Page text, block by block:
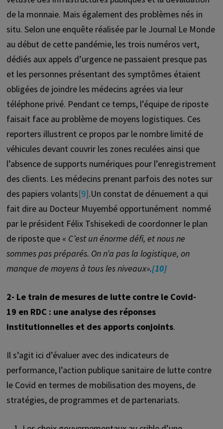
de la monnaie. Mais également des problèmes nés in
situ. Selon une enquête réalisée par le Journal Le Monde
au début de cette pandémie, les trois numéros vert,
dédiés aux appels d’urgence ne passaient presque pas
et les personnes présentant des symptômes étaient
obligées de joindre les médecins agrées via leur
téléphone privé. Pendant ce temps, l’équipe de riposte
faisait face au problème de moyens logistiques. Ces
reporters illustrent ce propos par le nombre limité de
véhicules devant couvrir les zones reculées ainsi que
l’absence de supports numériques pour l’enregistrement
des clients. Les médecins prenant parfois des notes sur
des papiers volants[9].Un constat de dénuement a qui
fait dire au Docteur Muyembé opportunément nommé
par le président Félix Tshisekedi de coordonner le plan
de riposte que « C’est un énorme défi, et nous ne
sommes pas préparés. On n’a pas la logistique, on
manque de moyens à tous les niveaux».[10]
2- Le train de mesures de lutte contre le Covid-
19 en RDC : une analyse des réponses
institutionnelles et des apports conjoints.
Il s’agit ici d’évaluer avec des indicateurs de
performance, l’action publique sanitaire de lutte contre
le Covid en termes de mobilisation des moyens, de
stratégies, de programmes et de partenariats.